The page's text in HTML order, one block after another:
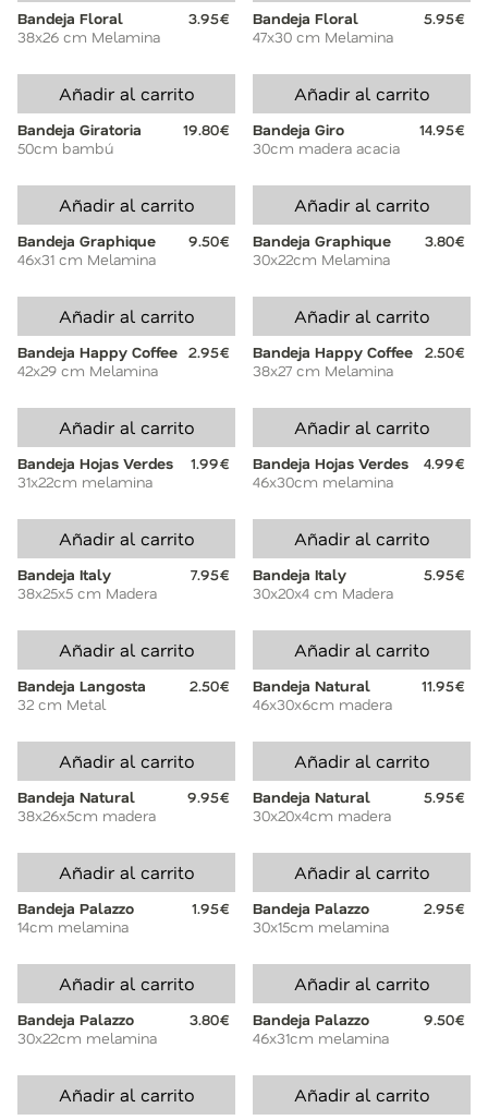
Bandeja Floral
3.95€
38x26 cm Melamina
Bandeja Floral
5.95€
47x30 cm Melamina
Añadir al carrito
Bandeja Giratoria
19.80€
50cm bambú
Añadir al carrito
Bandeja Giro
14.95€
30cm madera acacia
Añadir al carrito
Bandeja Graphique
9.50€
46x31 cm Melamina
Añadir al carrito
Bandeja Graphique
3.80€
30x22cm Melamina
Añadir al carrito
Bandeja Happy Coffee
2.95€
42x29 cm Melamina
Añadir al carrito
Bandeja Happy Coffee
2.50€
38x27 cm Melamina
Añadir al carrito
Bandeja Hojas Verdes
1.99€
31x22cm melamina
Añadir al carrito
Bandeja Hojas Verdes
4.99€
46x30cm melamina
Añadir al carrito
Bandeja Italy
7.95€
38x25x5 cm Madera
Añadir al carrito
Bandeja Italy
5.95€
30x20x4 cm Madera
Añadir al carrito
Bandeja Langosta
2.50€
32 cm Metal
Añadir al carrito
Bandeja Natural
11.95€
46x30x6cm madera
Añadir al carrito
Bandeja Natural
9.95€
38x26x5cm madera
Añadir al carrito
Bandeja Natural
5.95€
30x20x4cm madera
Añadir al carrito
Bandeja Palazzo
1.95€
14cm melamina
Añadir al carrito
Bandeja Palazzo
2.95€
30x15cm melamina
Añadir al carrito
Bandeja Palazzo
3.80€
30x22cm melamina
Añadir al carrito
Bandeja Palazzo
9.50€
46x31cm melamina
Añadir al carrito Añadir al carrito